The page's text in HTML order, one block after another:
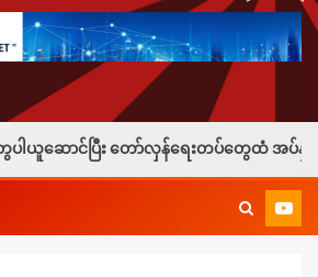
ော်လှန်ရေးတပ်တွေထံ အပ်နှံလို့ သိန်းတစ်ရာ